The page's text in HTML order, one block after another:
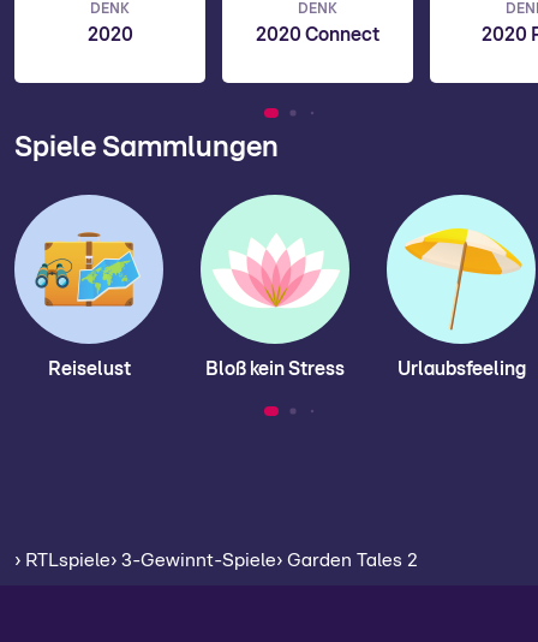
DENK
2020
DENK
2020 Connect 2020
Spiele Sammlungen
Reiselust Bloß kein Stress Urlaubsfeeling
› RTLspiele› 3-Gewinnt-Spiele› Garden Tales 2